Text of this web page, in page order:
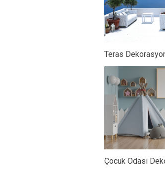
Teras
Çocuk Odası